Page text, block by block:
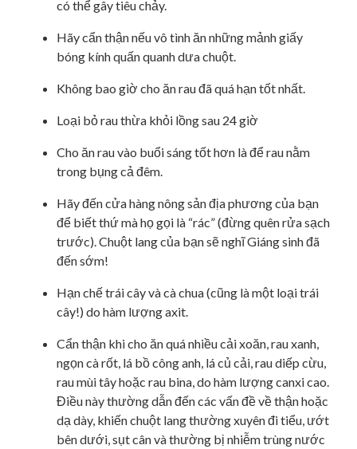
có thể gây tiêu chảy.
Hãy cẩn thận nếu vô tình ăn những mảnh giấy
bóng kính quấn quanh dưa chuột.
Không bao giờ cho ăn rau đã quá hạn tốt nhất.
Loại bỏ rau thừa khỏi lồng sau 24 giờ
Cho ăn rau vào buổi sáng tốt hơn là để rau nằm
trong bụng cả đêm.
Hãy đến cửa hàng nông sản địa phương của bạn
để biết thứ mà họ gọi là “rác” (đừng quên rửa sạch
trước). Chuột lang của bạn sẽ nghĩ Giáng sinh đã
đến sớm!
Hạn chế trái cây và cà chua (cũng là một loại trái
cây!) do hàm lượng axit.
Cẩn thận khi cho ăn quá nhiều cải xoăn, rau xanh,
ngọn cà rốt, lá bồ công anh, lá củ cải, rau diếp cừu,
rau mùi tây hoặc rau bina, do hàm lượng canxi cao.
Điều này thường dẫn đến các vấn đề về thận hoặc
dạ dày, khiến chuột lang thường xuyên đi tiểu, ướt
bên dưới, sụt cân và thường bị nhiễm trùng nước